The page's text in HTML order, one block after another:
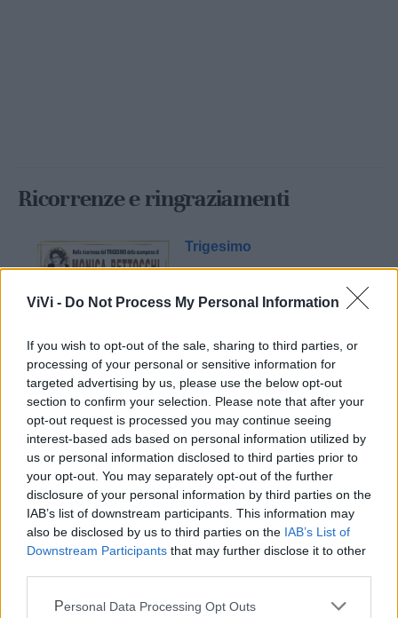
ViVi - Do Not Process My Personal Information
If you wish to opt-out of the sale, sharing to third parties, or
processing of your personal or sensitive information for
targeted advertising by us, please use the below opt-out
section to confirm your selection. Please note that after your
opt-out request is processed you may continue seeing
interest-based ads based on personal information utilized by
us or personal information disclosed to third parties prior to
your opt-out. You may separately opt-out of the further
disclosure of your personal information by third parties on the
IAB’s list of downstream participants. This information may
also be disclosed by us to third parties on the IAB’s List of
Downstream Participants that may further disclose it to other
Personal Data Processing Opt Outs
Ricorrenze e ringraziamenti
Trigesimo
Mondo CIA